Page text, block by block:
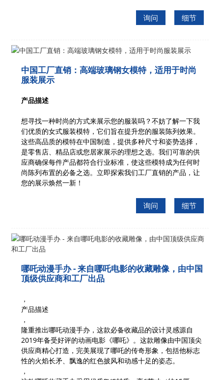
询问 细节
中国工厂直销：高端玻璃钢女模特，适用于时尚
服装展示
产品描述
想寻找一种时尚的方式来展示您的服装吗？不妨了解一下我
们优质的女式服装模特，它们旨在提升您的服装陈列效果。
这些高品质的模特在中国制造，提供多种尺寸和姿势选择，
是零售店、精品店或您居家展示的理想之选。我们可靠的供
应商确保每件产品都符合行业标准，使这些模特成为任何时
尚陈列布置的必备之选。立即探索我们工厂直销的产品，让
您的展示焕然一新！
询问 细节
哪吒动漫手办 - 来自哪吒电影的收藏雕像，由中国
顶级供应商和工厂出品
，
产品描述
，
隆重推出哪吒动漫手办，这款必备收藏品的设计灵感源自
2019年备受好评的动画电影《哪吒》。这款雕像由中国顶尖
供应商精心打造，完美展现了哪吒的传奇形象，包括他标志
性的火焰长矛、飘逸的红色披风和动感十足的姿态。
，